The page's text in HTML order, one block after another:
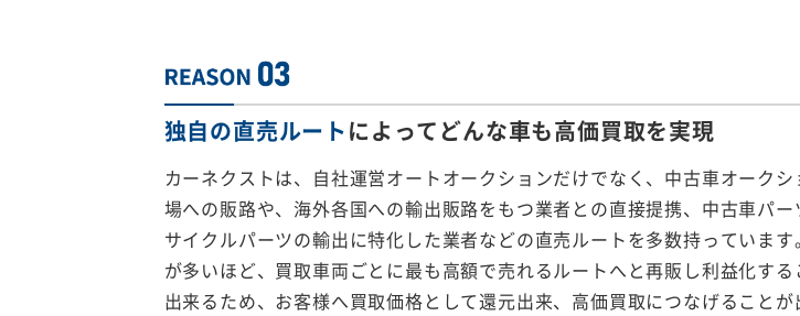
独自の直売ルートによってどんな車も高価買取を実現
カーネクストは、自社運営オートオークションだけでなく、中古車オークシ
場への販路や、海外各国への輸出販路をもつ業者との直接提携、中古車パー
サイクルパーツの輸出に特化した業者などの直売ルートを多数持っています
が多いほど、買取車両ごとに最も高額で売れるルートへと再販し利益化する
出来るため、お客様へ買取価格として還元出来、高価買取につなげることが